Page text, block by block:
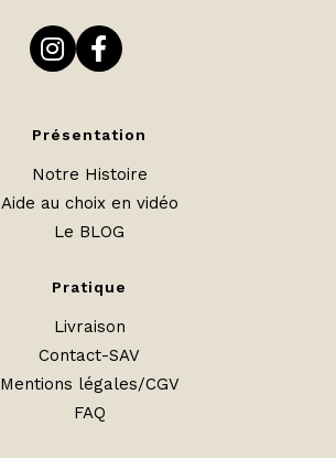
Présentation
Notre Histoire
Aide au choix en vidéo
Le BLOG
Pratique
Livraison
Contact-SAV
Mentions légales/CGV
FAQ